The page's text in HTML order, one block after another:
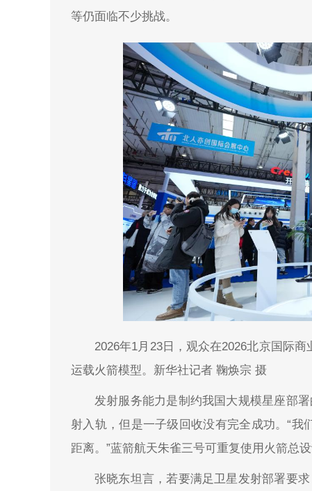
等仍面临不少挑战。
2026年1月23日，观众在2026北京国际
运载火箭模型。新华社记者 鞠焕宗 摄
发射服务能力是制约我国大规模星座部
射入轨，但是一子级回收没有完全成功。“
距离。”蓝箭航天朱雀三号可重复使用火箭总设
张晓东坦言，若要满足卫星发射部署要